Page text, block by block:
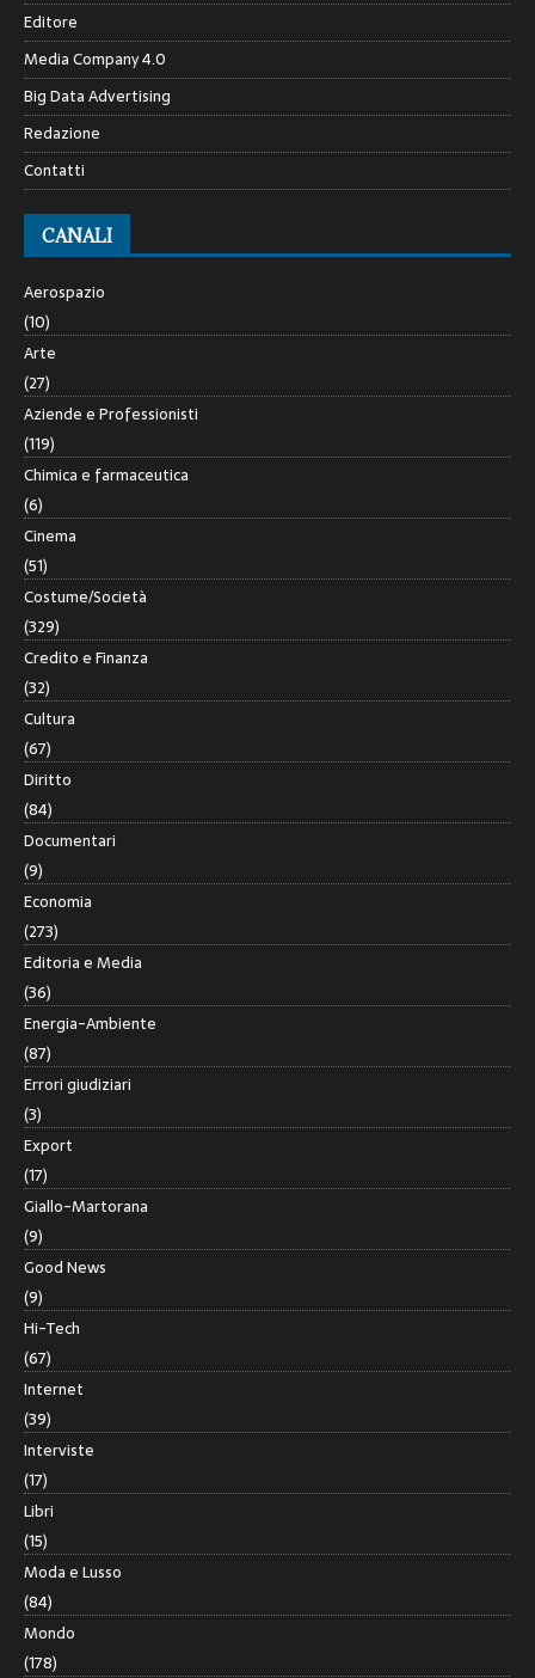
Editore
Media Company 4.0
Big Data Advertising
Redazione
Contatti
CANALI
Aerospazio
(10)
Arte
(27)
Aziende e Professionisti
(119)
Chimica e farmaceutica
(6)
Cinema
(51)
Costume/Società
(329)
Credito e Finanza
(32)
Cultura
(67)
Diritto
(84)
Documentari
(9)
Economia
(273)
Editoria e Media
(36)
Energia-Ambiente
(87)
Errori giudiziari
(3)
Export
(17)
Giallo-Martorana
(9)
Good News
(9)
Hi-Tech
(67)
Internet
(39)
Interviste
(17)
Libri
(15)
Moda e Lusso
(84)
Mondo
(178)